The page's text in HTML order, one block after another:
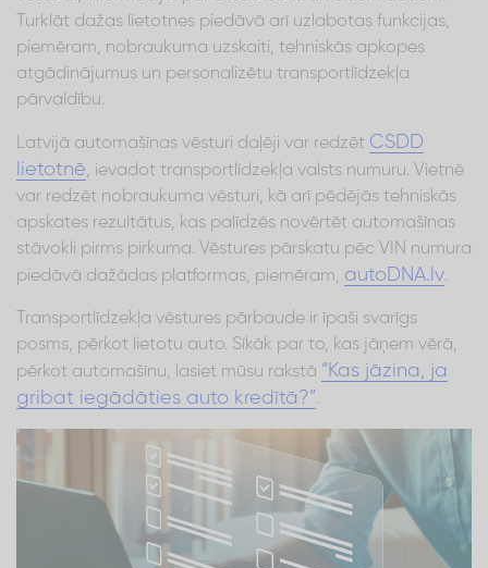
Turklāt dažas lietotnes piedāvā arī uzlabotas funkcijas,
piemēram, nobraukuma uzskaiti, tehniskās apkopes
atgādinājumus un personalizētu transportlīdzekļa
pārvaldību.
Latvijā automašīnas vēsturi daļēji var redzēt CSDD
lietotnē, ievadot transportlīdzekļa valsts numuru. Vietnē
var redzēt nobraukuma vēsturi, kā arī pēdējās tehniskās
apskates rezultātus, kas palīdzēs novērtēt automašīnas
stāvokli pirms pirkuma. Vēstures pārskatu pēc VIN numura
piedāvā dažādas platformas, piemēram, autoDNA.lv.
Transportlīdzekļa vēstures pārbaude ir īpaši svarīgs
posms, pērkot lietotu auto. Sīkāk par to, kas jāņem vērā,
pērkot automašīnu, lasiet mūsu rakstā “Kas jāzina, ja
gribat iegādāties auto kredītā?”.